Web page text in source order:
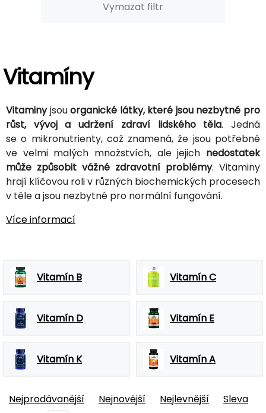
Vymazat filtr
Vitamíny
Vitaminyjsouorganické látky, které jsou nezbytné pro
růst, vývoj a udržení zdraví lidského těla. Jedná
se o mikronutrienty, což znamená, že jsou potřebné
ve velmi malých množstvích, ale jejich nedostatek
může způsobit vážné zdravotní problémy. Vitaminy
hrají klíčovou roli v různých biochemických procesech
v těle a jsou nezbytné pro normální fungování.
Více informací
Vitamín B Vitamín C
Vitamín D Vitamín E
Vitamín K Vitamín A
Nejprodávanější Nejnovější Nejlevnější
Sleva